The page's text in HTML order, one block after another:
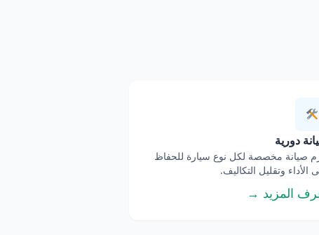
دورية
صيانة مخصصة لكل نوع سيارة للحفاظ
الأداء وتقليل التكاليف.
المزيد →